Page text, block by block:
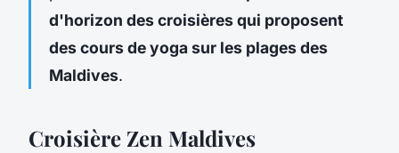
d'horizon des croisières qui proposent
des cours de yoga sur les plages des
Maldives.
Croisière Zen Maldives